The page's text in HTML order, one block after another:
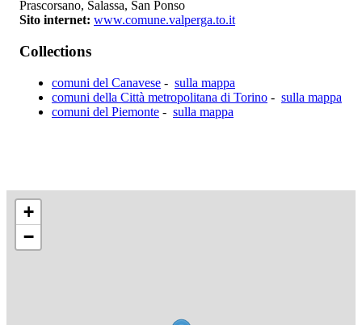
Prascorsano, Salassa, San Ponso
Sito internet: www.comune.valperga.to.it
Collections
comuni del Canavese - sulla mappa
comuni della Città metropolitana di Torino - sulla mappa
comuni del Piemonte - sulla mappa
+
−